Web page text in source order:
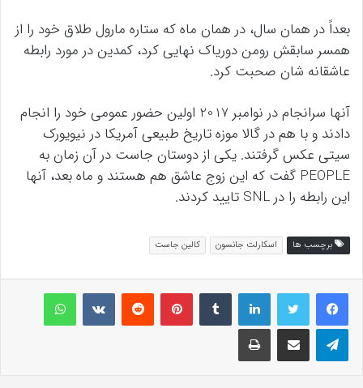
بعداً در همان سال، در همان ماه که ستاره مارول طلاق خود را از
همسر سابقش رومن دوریاک نهایی کرد، کمدین در مورد رابطه
عاشقانه شان صحبت کرد.
آنها سرانجام در نوامبر 2017 اولین حضور عمومی خود را انجام
دادند و با هم در گالا موزه تاریخ طبیعی آمریکا در نیویورک
سیتی عکس گرفتند. یکی از دوستان جاست در آن زمان به
PEOPLE گفت که این زوج عاشق هم هستند و ماه بعد، آنها
این رابطه را در SNL تایید کردند.
برچسب ها اسکارلت جانسون کالین جاست
لینکداینتامبلر پینتریستReddit
VKontakteواتس آپ
تلگرام اشتراک گذاری با ایمیل چاپ